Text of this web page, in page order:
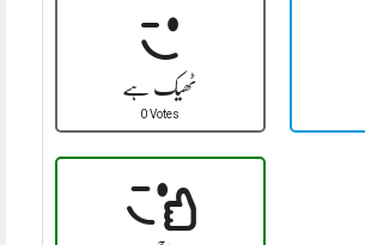
ٹھیک ہے
0 Votes